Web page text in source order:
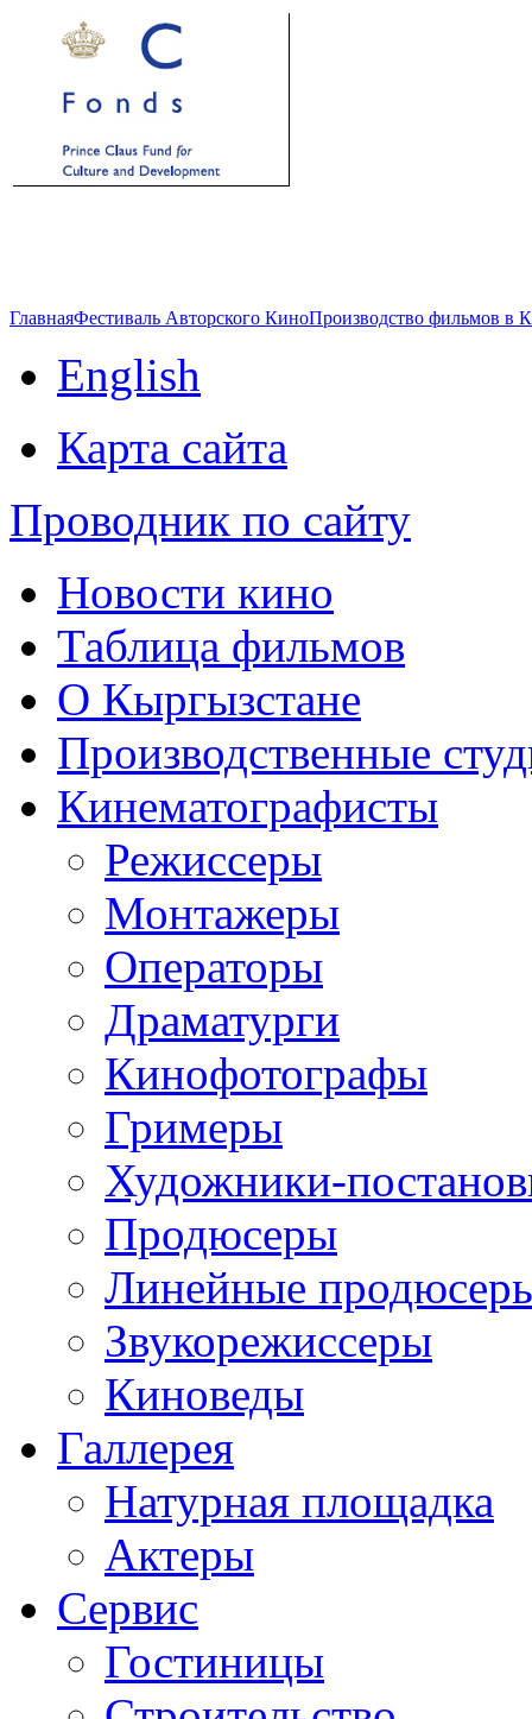
ГлавнаяФестиваль Авторского КиноПроизводство фильмов в
English
Карта сайта
Проводник по сайту
Новости кино
Таблица фильмов
О Кыргызстане
Производственные
Кинематографисты
Режиссеры
Монтажеры
Операторы
Драматурги
Кинофотографы
Гримеры
Художники-
Продюсеры
Линейные
Звукорежиссеры
Киноведы
Галлерея
Натурная площадка
Актеры
Сервис
Гостиницы